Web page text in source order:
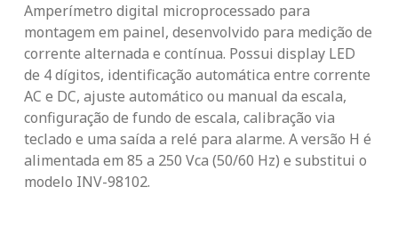
Amperímetro digital microprocessado para
montagem em painel, desenvolvido para medição de
corrente alternada e contínua. Possui display LED
de 4 dígitos, identificação automática entre corrente
AC e DC, ajuste automático ou manual da escala,
configuração de fundo de escala, calibração via
teclado e uma saída a relé para alarme. A versão H é
alimentada em 85 a 250 Vca (50/60 Hz) e substitui o
modelo INV-98102.